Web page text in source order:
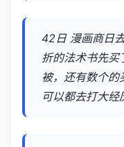
42日 漫画商日
折的法术书先买
被，还有数个的
可以都去打大经